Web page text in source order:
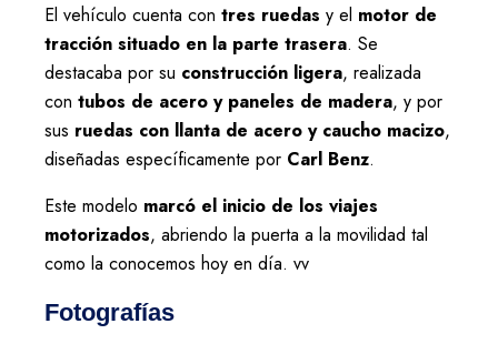
El vehículo cuenta con tres ruedas y el motor de
tracción situado en la parte trasera. Se
destacaba por su construcción ligera, realizada
con tubos de acero y paneles de madera, y por
sus ruedas con llanta de acero y caucho macizo,
diseñadas específicamente por Carl Benz.
Este modelo marcó el inicio de los viajes
motorizados, abriendo la puerta a la movilidad tal
como la conocemos hoy en día. vv
Fotografías